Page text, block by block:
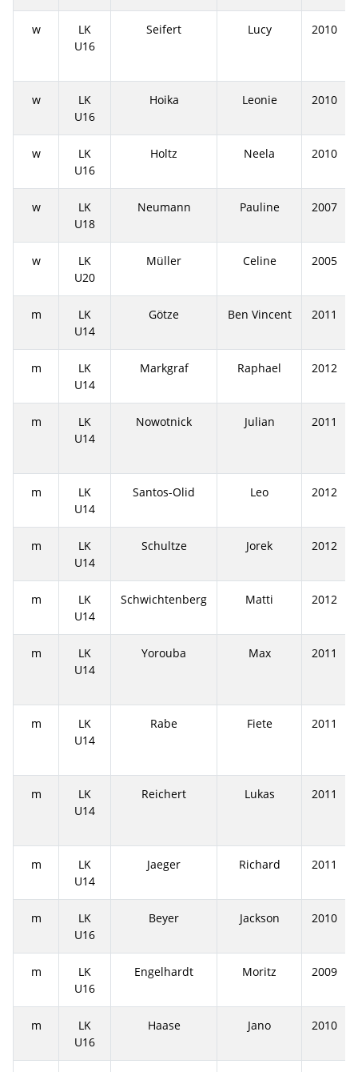
w
LK
U16
Seifert Lucy 2010
w
LK
U16
Hoika Leonie 2010
w
LK
U16
Holtz Neela 2010
w
LK
U18
Neumann Pauline 2007
w
LK
U20
Müller Celine 2005
m
LK
U14
Götze Ben Vincent 2011
m
LK
U14
Markgraf Raphael 2012
m
LK
U14
Nowotnick Julian 2011
m
LK
U14
Santos-Olid Leo 2012
m
LK
U14
Schultze Jorek 2012
m
LK
U14
Schwichtenberg Matti 2012
m
LK
U14
Yorouba Max 2011
m
LK
U14
Rabe Fiete 2011
m
LK
U14
Reichert Lukas 2011
m
LK
U14
Jaeger Richard 2011
m
LK
U16
Beyer Jackson 2010
m
LK
U16
Engelhardt Moritz 2009
m
LK
U16
Haase Jano 2010